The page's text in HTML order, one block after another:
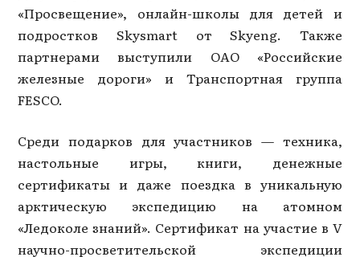
«Просвещение», онлайн-школы для детей и
подростков Skysmart от Skyeng. Также
партнерами выступили ОАО «Российские
железные дороги» и Транспортная группа
FESCO.
Среди подарков для участников — техника,
настольные игры, книги, денежные
сертификаты и даже поездка в уникальную
арктическую экспедицию на атомном
«Ледоколе знаний». Сертификат на участие в V
научно-просветительской экспедиции